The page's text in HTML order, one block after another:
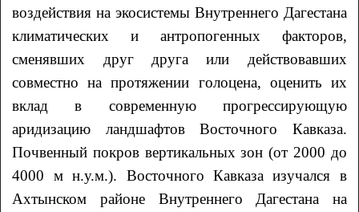
воздействия на экосистемы Внутреннего Дагестана
климатических и антропогенных факторов,
сменявших друг друга или действовавших
совместно на протяжении голоцена, оценить их
вклад в современную прогрессирующую
аридизацию ландшафтов Восточного Кавказа.
Почвенный покров вертикальных зон (от 2000 до
4000 м н.у.м.). Восточного Кавказа изучался в
Ахтынском районе Внутреннего Дагестана на